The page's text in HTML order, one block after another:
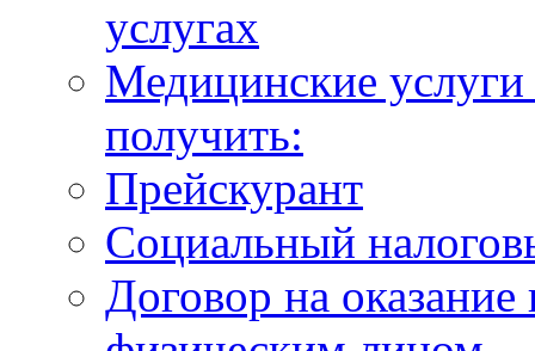
услугах
Медицинские
получить:
Прейскурант
Социальный
Договор на